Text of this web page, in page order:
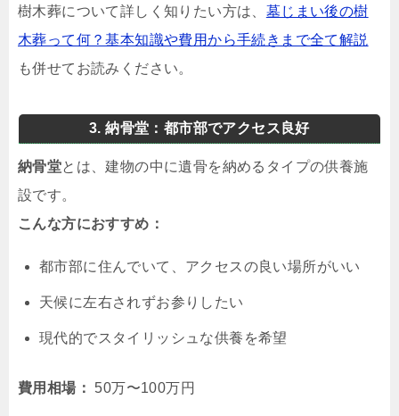
樹木葬について詳しく知りたい方は、 墓じまい後の樹
木葬って何？基本知識や費用から手続きまで全て解説
も併せてお読みください。
3. 納骨堂：都市部でアクセス良好
納骨堂とは、建物の中に遺骨を納めるタイプの供養施
設です。
こんな方におすすめ：
都市部に住んでいて、アクセスの良い場所がいい
天候に左右されずお参りしたい
現代的でスタイリッシュな供養を希望
費用相場： 50万〜100万円